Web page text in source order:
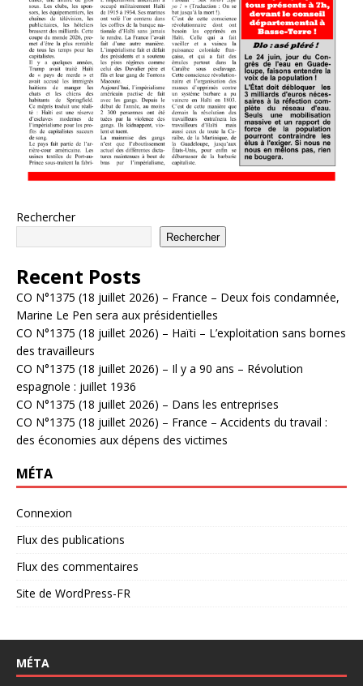
Rechercher
Rechercher
Recent Posts
CO N°1375 (18 juillet 2026) – France – Deux fois condamnée,
Marine Le Pen sera aux présidentielles
CO N°1375 (18 juillet 2026) – Haïti – L’exploitation sans bornes
des travailleurs
CO N°1375 (18 juillet 2026) – Il y a 90 ans – Révolution
espagnole : juillet 1936
CO N°1375 (18 juillet 2026) – Dans les entreprises
CO N°1375 (18 juillet 2026) – France – Accidents du travail :
des économies aux dépens des victimes
MÉTA
Connexion
Flux des publications
Flux des commentaires
Site de WordPress-FR
MÉTA